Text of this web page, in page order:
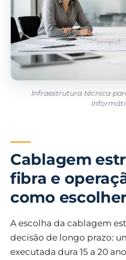
Infraestrutura técnica
Cablagem
fibra e
como
A escolha da cablagem
decisão de longo prazo:
executada dura 15 a 20